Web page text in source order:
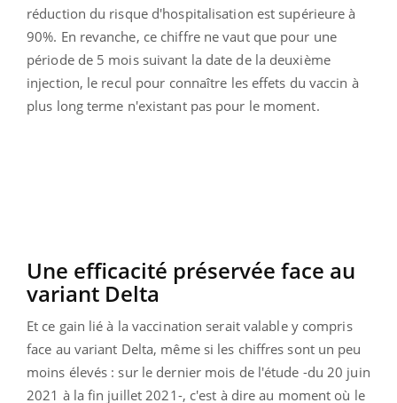
réduction du risque d'hospitalisation est supérieure à
90%. En revanche, ce chiffre ne vaut que pour une
période de 5 mois suivant la date de la deuxième
injection, le recul pour connaître les effets du vaccin à
plus long terme n'existant pas pour le moment.
Une efficacité préservée face au
variant Delta
Et ce gain lié à la vaccination serait valable y compris
face au variant Delta, même si les chiffres sont un peu
moins élevés : sur le dernier mois de l'étude -du 20 juin
2021 à la fin juillet 2021-, c'est à dire au moment où le